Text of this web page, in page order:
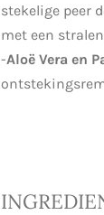
stekelige peer
met een
-Aloë Vera en